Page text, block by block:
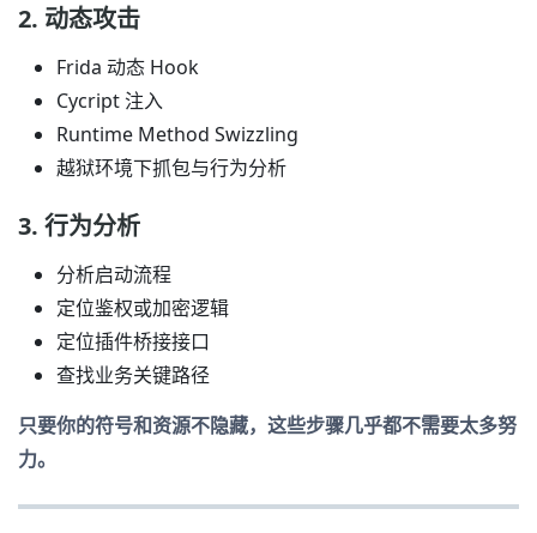
2. 动态攻击
Frida 动态 Hook
Cycript 注入
Runtime Method Swizzling
越狱环境下抓包与行为分析
3. 行为分析
分析启动流程
定位鉴权或加密逻辑
定位插件桥接接口
查找业务关键路径
只要你的符号和资源不隐藏，这些步骤几乎都不需要太多努
力。